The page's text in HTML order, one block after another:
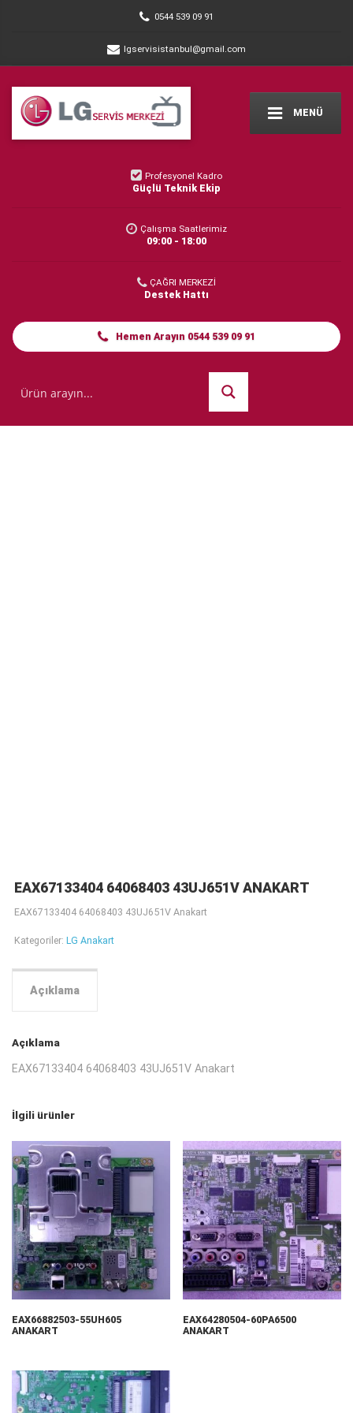
0544 539 09 91
lgservisistanbul@gmail.com
MENÜ
Profesyonel Kadro
Güçlü Teknik Ekip
Çalışma Saatlerimiz
09:00 - 18:00
ÇAĞRI MERKEZİ
Destek Hattı
Hemen Arayın 0544 539 09 91
EAX67133404 64068403 43UJ651V ANAKART
EAX67133404 64068403 43UJ651V Anakart
Kategoriler: LG Anakart
Açıklama
Açıklama
EAX67133404 64068403 43UJ651V Anakart
İlgili ürünler
EAX66882503-55UH605
ANAKART
EAX64280504-60PA6500
ANAKART